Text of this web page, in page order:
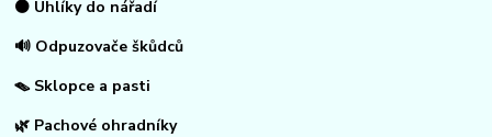
⚫ Uhlíky do nářadí
🔊 Odpuzovače škůdců
🪤 Sklopce a pasti
🌿 Pachové ohradníky